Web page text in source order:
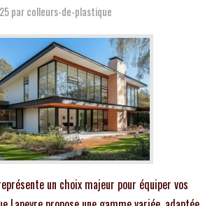
parcolleurs-de-plastique
un choix majeur pour équiper vos